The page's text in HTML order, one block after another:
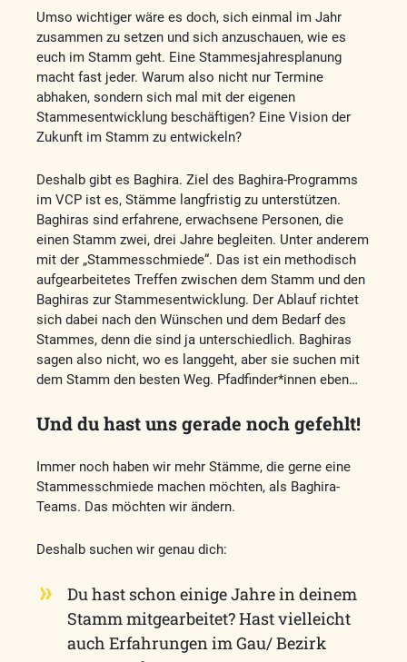
Umso wichtiger wäre es doch, sich einmal im Jahr
zusammen zu setzen und sich anzuschauen, wie es
euch im Stamm geht. Eine Stammesjahresplanung
macht fast jeder. Warum also nicht nur Termine
abhaken, sondern sich mal mit der eigenen
Stammesentwicklung beschäftigen? Eine Vision der
Zukunft im Stamm zu entwickeln?
Deshalb gibt es Baghira. Ziel des Baghira-Programms
im VCP ist es, Stämme langfristig zu unterstützen.
Baghiras sind erfahrene, erwachsene Personen, die
einen Stamm zwei, drei Jahre begleiten. Unter anderem
mit der „Stammesschmiede“. Das ist ein methodisch
aufgearbeitetes Treffen zwischen dem Stamm und den
Baghiras zur Stammesentwicklung. Der Ablauf richtet
sich dabei nach den Wünschen und dem Bedarf des
Stammes, denn die sind ja unterschiedlich. Baghiras
sagen also nicht, wo es langgeht, aber sie suchen mit
dem Stamm den besten Weg. Pfadfinder*innen eben…
Und du hast uns gerade noch gefehlt!
Immer noch haben wir mehr Stämme, die gerne eine
Stammesschmiede machen möchten, als Baghira-
Teams. Das möchten wir ändern.
Deshalb suchen wir genau dich:
Du hast schon einige Jahre in deinem
Stamm mitgearbeitet? Hast vielleicht
auch Erfahrungen im Gau/ Bezirk